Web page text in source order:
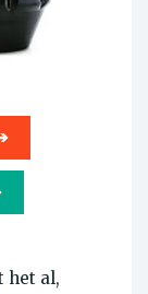
het al,